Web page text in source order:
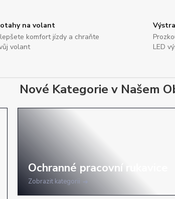
na volant
komfort jízdy a chraňte
volant
LED
Nové Kategorie v Našem
Zobrazit kategorii